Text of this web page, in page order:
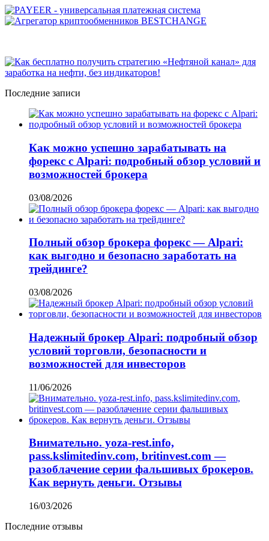
Последние записи
Как можно успешно зарабатывать на
форекс с Alpari: подробный обзор условий и
возможностей брокера
03/08/2026
Полный обзор брокера форекс — Alpari:
как выгодно и безопасно заработать на
трейдинге?
03/08/2026
Надежный брокер Alpari: подробный обзор
условий торговли, безопасности и
возможностей для инвесторов
11/06/2026
Внимательно. yoza-rest.info,
pass.kslimitedinv.com, britinvest.com —
разоблачение серии фальшивых брокеров.
Как вернуть деньги. Отзывы
16/03/2026
Последние отзывы